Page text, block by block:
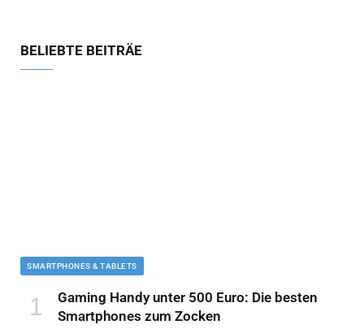
BELIEBTE BEITRÄE
SMARTPHONES & TABLETS
Gaming Handy unter 500 Euro: Die besten
Smartphones zum Zocken